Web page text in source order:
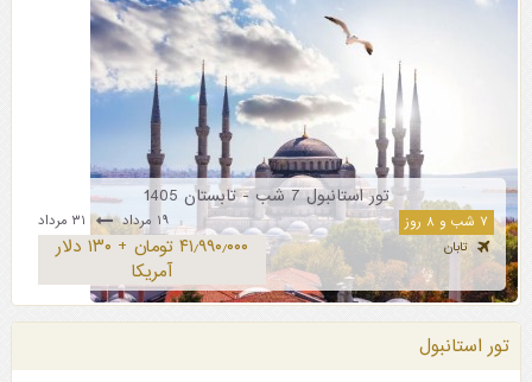
تور استانبول 7 شب - تابستان 1405
۷ شب و ۸ روز ۱۹ مرداد
تابان
۴۱٫۹۹۰٫۰۰۰ تومان + ۱۳۰ دلار
آمریکا
تور استانبول